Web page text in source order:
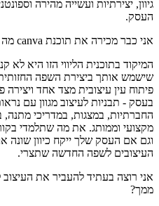
גיוון, יצירתיות ועשייה מהירה
העסק.
אני כבר מכירה את תוכנת canva מה כבר תוכלי לחדש לי?
המיקוד בתוכנית הליווי הזו היא
שישמש אותך ביצירת השפה
פיתוח עין עיצובית מצד אחד
בעסק - תבניות לעיצוב מגוון עם
החברתיות, במצגות, במדריכי
מקצועי וממותג. את מה שתלמדי
וגם אם העסק שלך ייקח כיוון
העיצובים לשפה החדשה שתצרי.
אני רוצה בעתיד להעביר את
ממך?